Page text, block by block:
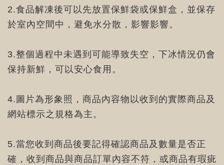
2.食品解凍後可以先放置保鮮袋或保鮮盒，並保存
於室內空間中，避免水分散，影響影響。
3.整個過程中未遇到可能導致失空，下冰情況仍會
保持新鮮，可以安心食用。
4.圖片為形象照，商品內容物以收到的實際商品及
網站標示之規格為主。
5.當您收到商品後要記得確認商品及數量是否正
確，收到商品與商品訂單內容不符，或商品有瑕疵